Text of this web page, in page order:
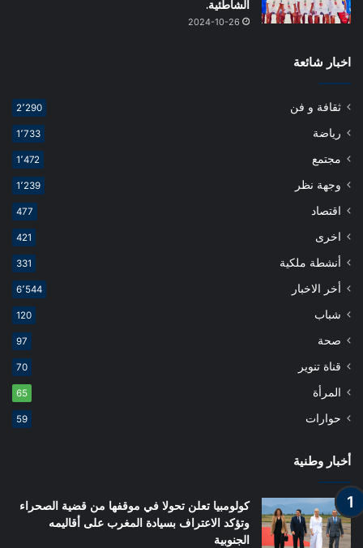
الشاطئية.
2024-10-26
اخبار شائعة
ثقافة و فن 2٬290
رياضة 1٬733
مجتمع 1٬472
وجهة نظر 1٬239
اقتصاد 477
اخرى 421
أنشطة ملكية 331
أخر الاخبار 6٬544
شباب 120
صحة 97
قناة تنوير 70
المرأة 65
حوارات 59
أخبار وطنية
كولومبيا تعلن تحولا في موقفها من قضية الصحراء
وتؤكد الاعتراف بسيادة المغرب على أقاليمه
الجنوبية